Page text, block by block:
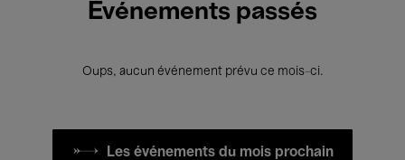
Événements passés
Oups, aucun événement prévu ce mois-ci.
Les événements du mois prochain